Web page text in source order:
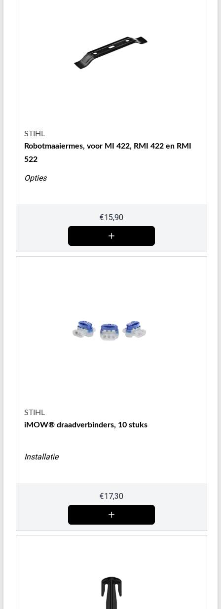
STIHL
Robotmaaiermes, voor MI 422, RMI 422 en RMI
522
Opties
€15,90
STIHL
iMOW® draadverbinders, 10 stuks
Installatie
€17,30